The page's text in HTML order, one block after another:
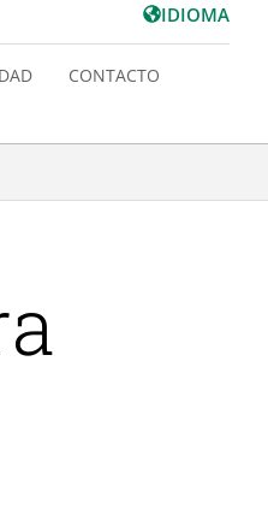
IDIOMA
CONTACTO